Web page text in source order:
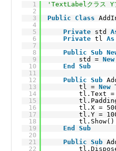
1
2
3
4
5
6
7
8
9
10
11
12
13
14
15
16
17
18
19
20
21
22
'TextLabelクラス Y
Public
Class
Private std
Private tl As
Public Sub
std = New
End
Sub
Public Sub
tl = New
tl.Text
tl.X =
tl.Y =
tl.Show()
End
Sub
Public Sub